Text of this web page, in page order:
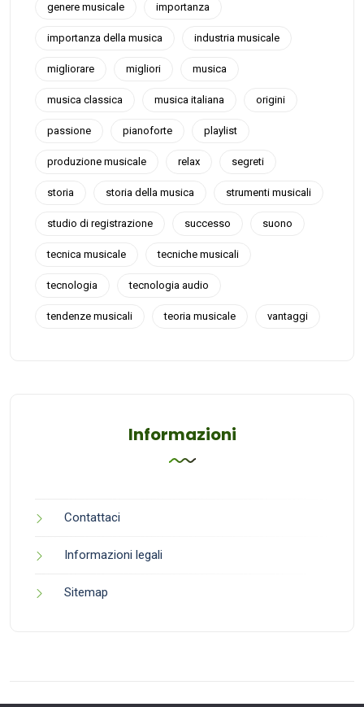
genere musicale importanza
importanza della musica industria musicale
migliorare migliori musica
musica classica musica italiana origini
passione pianoforte playlist
produzione musicale relax segreti
storia storia della musica strumenti musicali
studio di registrazione successo suono
tecnica musicale tecniche musicali
tecnologia tecnologia audio
tendenze musicali teoria musicale vantaggi
Informazioni
Contattaci
Informazioni legali
Sitemap